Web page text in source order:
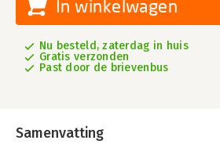
In winkelwagen
Nu besteld, zaterdag in huis
Gratis verzonden
Past door de brievenbus
Samenvatting